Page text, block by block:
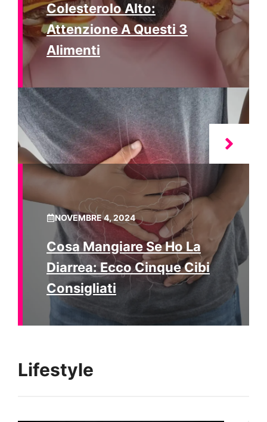
Colesterolo Alto:
Attenzione A Questi 3
Alimenti
NOVEMBRE 4, 2024
Cosa Mangiare Se Ho La
Diarrea: Ecco Cinque Cibi
Consigliati
Lifestyle